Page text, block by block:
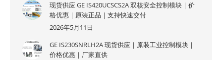
现货供应 GE IS420UCSCS2A 双核安全控制模块｜价
格优惠｜原装正品｜支持快速交付
2026年5月11日
GE IS230SNRLH2A 现货供应｜原装工业控制模块｜
价格优惠｜厂家直供